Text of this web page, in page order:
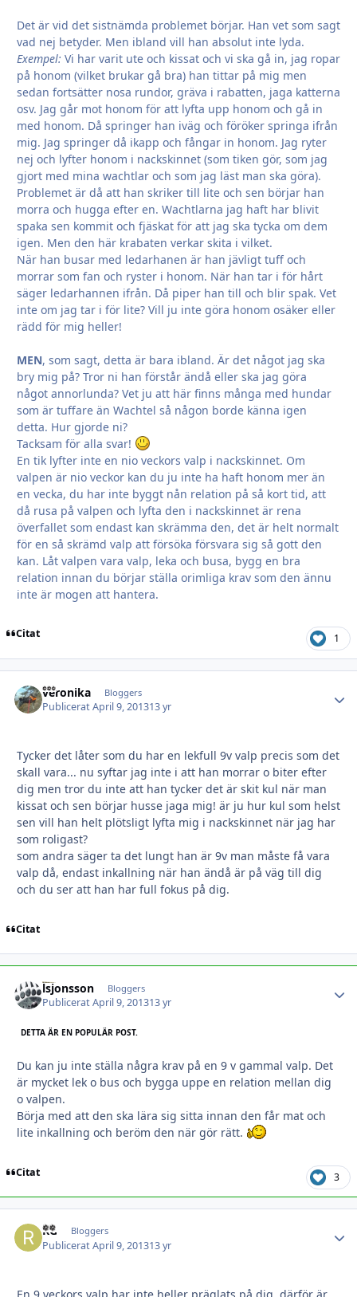
Det är vid det sistnämda problemet börjar. Han vet som sagt
vad nej betyder. Men ibland vill han absolut inte lyda.
Exempel: Vi har varit ute och kissat och vi ska gå in, jag ropar
på honom (vilket brukar gå bra) han tittar på mig men
sedan fortsätter nosa rundor, gräva i rabatten, jaga katterna
osv. Jag går mot honom för att lyfta upp honom och gå in
med honom. Då springer han iväg och föröker springa ifrån
mig. Jag springer då ikapp och fångar in honom. Jag ryter
nej och lyfter honom i nackskinnet (som tiken gör, som jag
gjort med mina wachtlar och som jag läst man ska göra).
Problemet är då att han skriker till lite och sen börjar han
morra och hugga efter en. Wachtlarna jag haft har blivit
spaka sen kommit och fjäskat för att jag ska tycka om dem
igen. Men den här krabaten verkar skita i vilket.
När han busar med ledarhanen är han jävligt tuff och
morrar som fan och ryster i honom. När han tar i för hårt
säger ledarhannen ifrån. Då piper han till och blir spak. Vet
inte om jag tar i för lite? Vill ju inte göra honom osäker eller
rädd för mig heller!
MEN, som sagt, detta är bara ibland. Är det något jag ska
bry mig på? Tror ni han förstår ändå eller ska jag göra
något annorlunda? Vet ju att här finns många med hundar
som är tuffare än Wachtel så någon borde känna igen
detta. Hur gjorde ni?
Tacksam för alla svar!
En tik lyfter inte en nio veckors valp i nackskinnet. Om
valpen är nio veckor kan du ju inte ha haft honom mer än
en vecka, du har inte byggt nån relation på så kort tid, att
då rusa på valpen och lyfta den i nackskinnet är rena
överfallet som endast kan skrämma den, det är helt normalt
för en så skrämd valp att försöka försvara sig så gott den
kan. Låt valpen vara valp, leka och busa, bygg en bra
relation innan du börjar ställa orimliga krav som den ännu
inte är mogen att hantera.
Citat 1
veronika Bloggers
PubliceratApril 9, 201313 yr
Tycker det låter som du har en lekfull 9v valp precis som det
skall vara... nu syftar jag inte i att han morrar o biter efter
dig men tror du inte att han tycker det är skit kul när man
kissat och sen börjar husse jaga mig! är ju hur kul som helst
sen vill han helt plötsligt lyfta mig i nackskinnet när jag har
som roligast?
som andra säger ta det lungt han är 9v man måste få vara
valp då, endast inkallning när han ändå är på väg till dig
och du ser att han har full fokus på dig.
Citat
lsjonsson Bloggers
PubliceratApril 9, 201313 yr
DETTA ÄR EN POPULÄR POST.
Du kan ju inte ställa några krav på en 9 v gammal valp. Det
är mycket lek o bus och bygga uppe en relation mellan dig
o valpen.
Börja med att den ska lära sig sitta innan den får mat och
lite inkallning och beröm den när gör rätt.
Citat 3
RG Bloggers
PubliceratApril 9, 201313 yr
En 9 veckors valp har inte heller präglats på dig, därför är